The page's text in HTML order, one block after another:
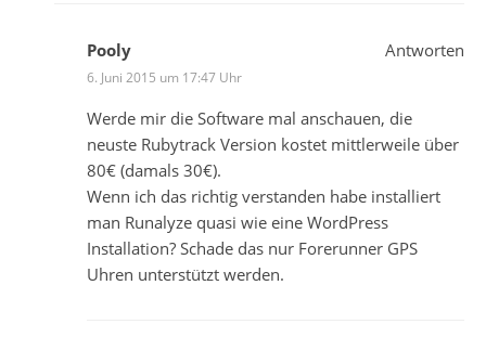
Pooly
6. Juni 2015 um 17:47 Uhr
Werde mir die Software mal anschauen, die
neuste Rubytrack Version kostet mittlerweile über
80€ (damals 30€).
Wenn ich das richtig verstanden habe installiert
man Runalyze quasi wie eine WordPress
Installation? Schade das nur Forerunner GPS
Uhren unterstützt werden.
Antworten